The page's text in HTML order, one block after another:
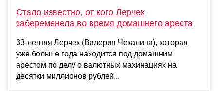
Стало известно, от кого Лерчек
забеременела во время домашнего ареста
33-летняя Лерчек (Валерия Чекалина), которая
уже больше года находится под домашним
арестом по делу о валютных махинациях на
десятки миллионов рублей...